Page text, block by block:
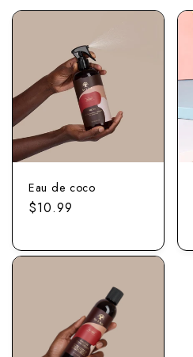
Eau de coco
Prix
$10.99